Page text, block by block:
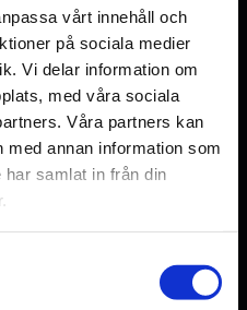
vårt innehåll och
på sociala medier
Vi delar information om
med våra sociala
Våra partners kan
med annan information som
samlat in från din
på plats på någon av
laddas med ett
gäller på
och Malmö.
kunder eller